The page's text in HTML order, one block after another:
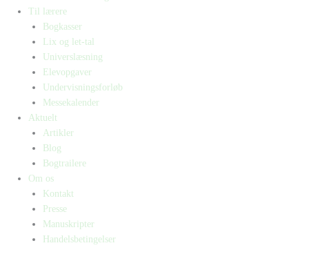
Til lærere
Bogkasser
Lix og let-tal
Universlæsning
Elevopgaver
Undervisningsforløb
Messekalender
Aktuelt
Artikler
Blog
Bogtrailere
Om os
Kontakt
Presse
Manuskripter
Handelsbetingelser